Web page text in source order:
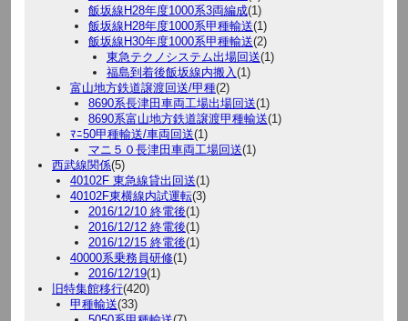
飯坂線H28年度1000系3両編成(1)
飯坂線H28年度1000系甲種輸送(1)
飯坂線H30年度1000系甲種輸送(2)
東急テクノシステム出場回送(1)
福島到着後飯坂線内搬入 (1)
富山地方鉄道譲渡回送/甲種(2)
8690系長津田車両工場出場回送(1)
8690系富山地方鉄道譲渡甲種輸送(1)
ﾏﾆ50甲種輸送/車両回送(1)
マニ５０長津田車両工場回送(1)
西武線関係(5)
40102F 東急線貸出回送(1)
40102F東横線内試運転(3)
2016/12/10 終電後(1)
2016/12/12 終電後(1)
2016/12/15 終電後(1)
40000系乗務員研修(1)
2016/12/19(1)
旧特集館移行(420)
甲種輸送(33)